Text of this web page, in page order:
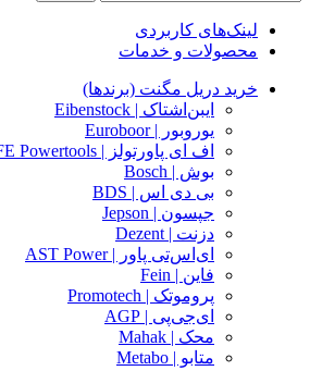
لینک‌های کاربردی
محصولات و خدمات
خرید دریل مگنت (برندها)
ایبن‌اشتاک | Eibenstock
یوروبور | Euroboor
اف ای پاورتولز | FE Powertools
بوش | Bosch
بی دی اس | BDS
جپسون | Jepson
دزنت | Dezent
ای‌اس‌تی پاور | AST Power
فاین | Fein
پروموتک | Promotech
ای‌جی‌پی | AGP
محک | Mahak
متابو | Metabo